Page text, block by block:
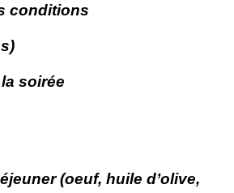
conditions
soirée
(oeuf, huile d’olive,